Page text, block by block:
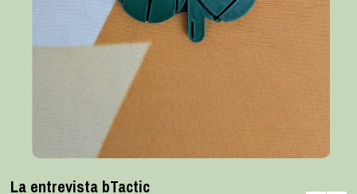
La entrevista bTactic